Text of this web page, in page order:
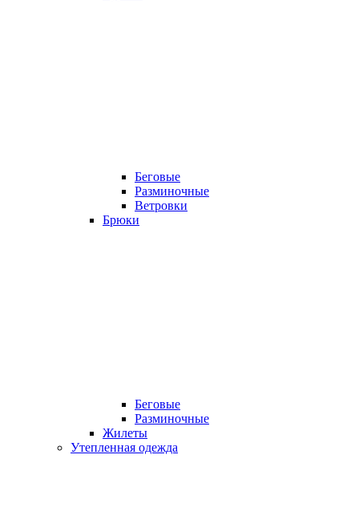
Беговые
Разминочные
Ветровки
Брюки
Беговые
Разминочные
Жилеты
Утепленная одежда